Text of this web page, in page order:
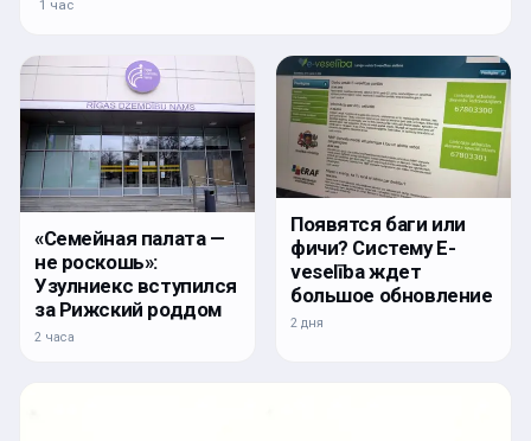
1 час
«Семейная палата —
не роскошь»:
Узулниекс вступился
за Рижский роддом
2 часа
Появятся баги или
фичи? Систему E-
veselība ждет
большое обновление
2 дня